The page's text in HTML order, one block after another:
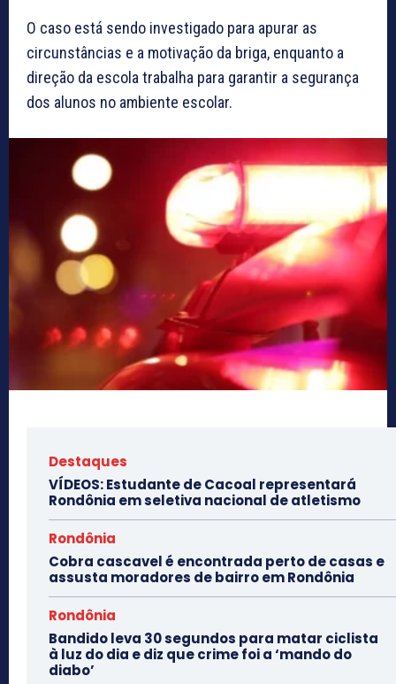
O caso está sendo investigado para apurar as
circunstâncias e a motivação da briga, enquanto a
direção da escola trabalha para garantir a segurança
dos alunos no ambiente escolar.
Destaques
VÍDEOS: Estudante de Cacoal representará
Rondônia em seletiva nacional de atletismo
Rondônia
Cobra cascavel é encontrada perto de casas e
assusta moradores de bairro em Rondônia
Rondônia
Bandido leva 30 segundos para matar ciclista
à luz do dia e diz que crime foi a ‘mando do
diabo’